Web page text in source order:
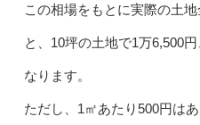
この相場をもとに実際の土
と、10坪の土地で1万6,500
なります。
ただし、1㎡あたり500円は